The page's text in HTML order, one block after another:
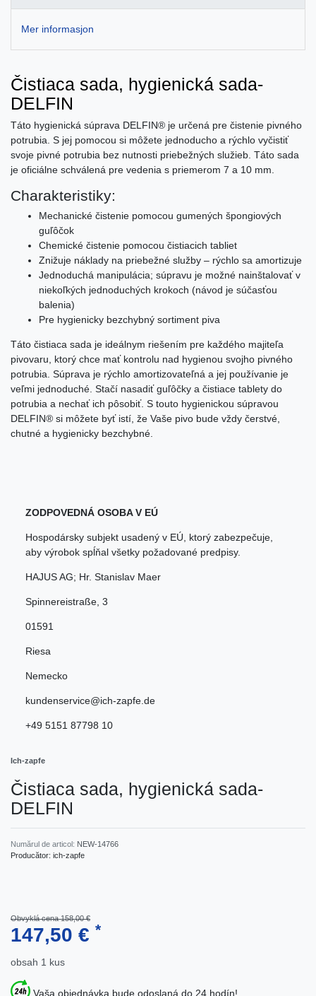
Mer informasjon
Čistiaca sada, hygienická sada-
DELFIN
Táto hygienická súprava DELFIN® je určená pre čistenie pivného
potrubia. S jej pomocou si môžete jednoducho a rýchlo vyčistiť
svoje pivné potrubia bez nutnosti priebežných služieb. Táto sada
je oficiálne schválená pre vedenia s priemerom 7 a 10 mm.
Charakteristiky:
Mechanické čistenie pomocou gumených špongiových
guľôčok
Chemické čistenie pomocou čistiacich tabliet
Znižuje náklady na priebežné služby – rýchlo sa amortizuje
Jednoduchá manipulácia; súpravu je možné nainštalovať v
niekoľkých jednoduchých krokoch (návod je súčasťou
balenia)
Pre hygienicky bezchybný sortiment piva
Táto čistiaca sada je ideálnym riešením pre každého majiteľa
pivovaru, ktorý chce mať kontrolu nad hygienou svojho pivného
potrubia. Súprava je rýchlo amortizovateľná a jej používanie je
veľmi jednoduché. Stačí nasadiť guľôčky a čistiace tablety do
potrubia a nechať ich pôsobiť. S touto hygienickou súpravou
DELFIN® si môžete byť istí, že Vaše pivo bude vždy čerstvé,
chutné a hygienicky bezchybné.
ZODPOVEDNÁ OSOBA V EÚ
Hospodársky subjekt usadený v EÚ, ktorý zabezpečuje,
aby výrobok spĺňal všetky požadované predpisy.
HAJUS AG; Hr. Stanislav Maer
Spinnereistraße 3
01591
Riesa
Nemecko
kundenservice@ich-zapfe.de
+49 5151 87798 10
Ich-zapfe
Čistiaca sada, hygienická sada-
DELFIN
Numărul de articol: NEW-14766
Producător: ich-zapfe
Obvyklá cena 158,00 €
147,50 € *
obsah 1 kus
Vaša objednávka bude odoslaná do 24 hodín!